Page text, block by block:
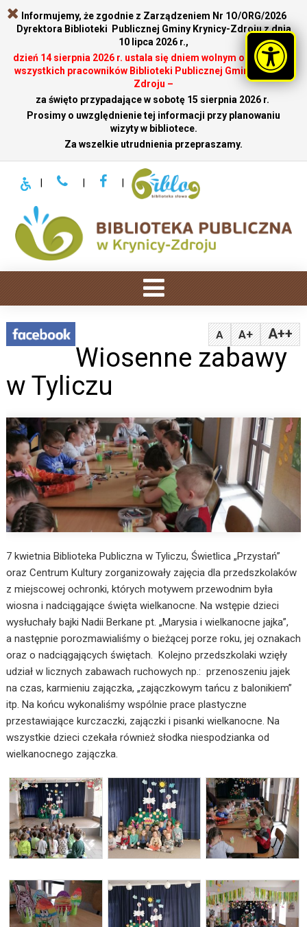
Informujemy, że zgodnie z Zarządzeniem Nr 1O/ORG/2026
Dyrektora Biblioteki Publicznej Gminy Krynicy-Zdroju z dnia
10 lipca 2026 r.,
dzień 14 sierpnia 2026 r. ustala się dniem wolnym od pracy dla
wszystkich pracowników Biblioteki Publicznej Gminy Krynicy-
Zdroju –
za święto przypadające w sobotę 15 sierpnia 2026 r.
Prosimy o uwzględnienie tej informacji przy planowaniu
wizyty w bibliotece.
Za wszelkie utrudnienia przepraszamy.
A A+ A++
Wiosenne zabawy
w Tyliczu
7 kwietnia Biblioteka Publiczna w Tyliczu, Świetlica „Przystań”
oraz Centrum Kultury zorganizowały zajęcia dla przedszkolaków
z miejscowej ochronki, których motywem przewodnim była
wiosna i nadciągające święta wielkanocne. Na wstępie dzieci
wysłuchały bajki Nadii Berkane pt. „Marysia i wielkanocne jajka”,
a następnie porozmawialiśmy o bieżącej porze roku, jej oznakach
oraz o nadciągających świętach. Kolejno przedszkolaki wzięły
udział w licznych zabawach ruchowych np.: przenoszeniu jajek
na czas, karmieniu zajączka, „zajączkowym tańcu z balonikiem”
itp. Na końcu wykonaliśmy wspólnie prace plastyczne
przestawiające kurczaczki, zajączki i pisanki wielkanocne. Na
wszystkie dzieci czekała również słodka niespodzianka od
wielkanocnego zajączka.